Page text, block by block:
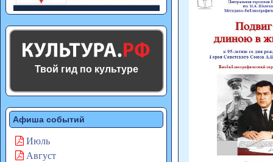
Твой гид по культуре
Афиша событий
Июль
Август